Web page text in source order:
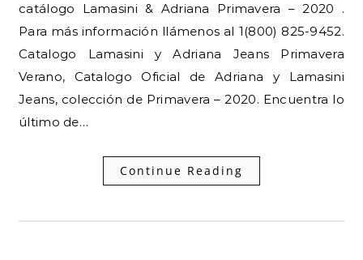
catálogo Lamasini & Adriana Primavera – 2020 .
Para más información llámenos al 1(800) 825-9452.
Catalogo Lamasini y Adriana Jeans Primavera
Verano, Catalogo Oficial de Adriana y Lamasini
Jeans, colección de Primavera – 2020. Encuentra lo
último de…
Continue Reading